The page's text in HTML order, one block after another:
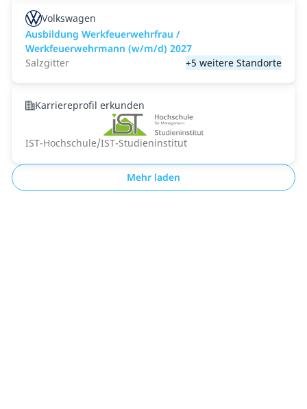
Volkswagen
Ausbildung Werkfeuerwehrfrau /
Werkfeuerwehrmann (w/m/d) 2027
Salzgitter
+5 weitere Standorte
Karriereprofil erkunden
IST-Hochschule/IST-Studieninstitut
Mehr laden